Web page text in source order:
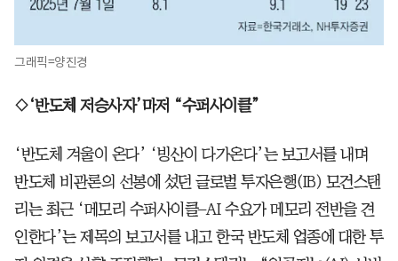
그래픽=양진경
◇‘반도체 저승사자’마저 “수퍼사이클”
‘반도체 겨울이 온다’ ‘빙산이 다가온다’는 보고서를 내며
반도체 비관론의 선봉에 섰던 글로벌 투자은행(IB) 모건스탠
리는 최근 ‘메모리 수퍼사이클–AI 수요가 메모리 전반을 견
인한다’는 제목의 보고서를 내고 한국 반도체 업종에 대한 투